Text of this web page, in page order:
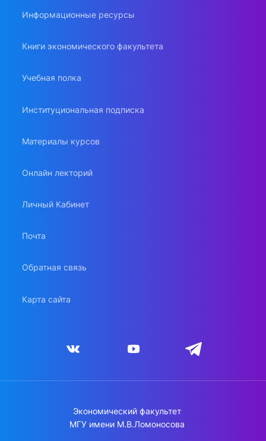
Информационные ресурсы
Книги экономического факультета
Учебная полка
Институциональная подписка
Материалы курсов
Онлайн лекторий
Личный Кабинет
Почта
Обратная связь
Карта сайта
Экономический факультет
МГУ имени М.В.Ломоносова